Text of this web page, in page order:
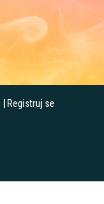
Registruj se